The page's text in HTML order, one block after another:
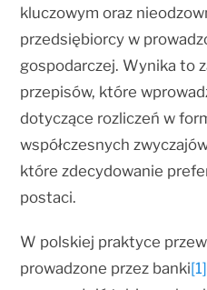
kluczowym oraz
przedsiębiorcy w
gospodarczej. Wynika to
przepisów, które
dotyczące rozliczeń w
współczesnych
które zdecydowanie
postaci.
W polskiej praktyce
prowadzone przez banki[1]